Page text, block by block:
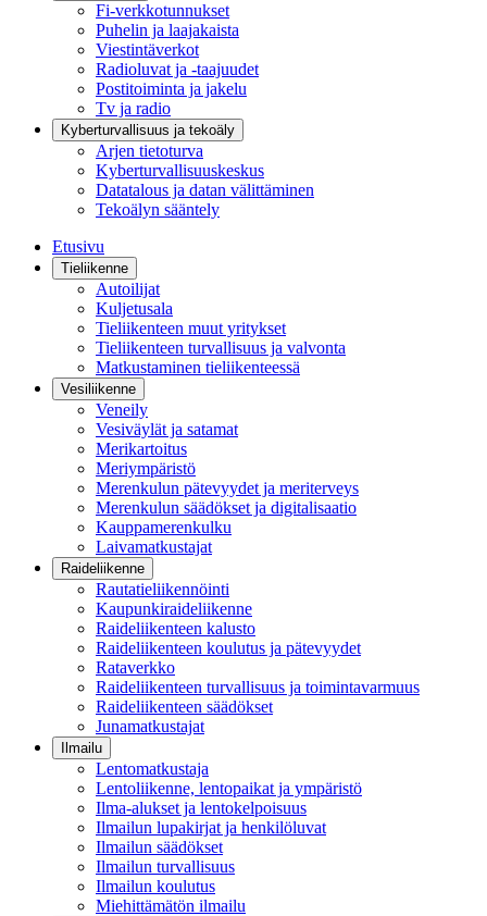
Fi-verkkotunnukset
Puhelin ja laajakaista
Viestintäverkot
Radioluvat ja -taajuudet
Postitoiminta ja jakelu
Tv ja radio
Kyberturvallisuus ja tekoäly
Arjen tietoturva
Kyberturvallisuuskeskus
Datatalous ja datan välittäminen
Tekoälyn sääntely
Etusivu
Tieliikenne
Autoilijat
Kuljetusala
Tieliikenteen muut yritykset
Tieliikenteen turvallisuus ja valvonta
Matkustaminen tieliikenteessä
Vesiliikenne
Veneily
Vesiväylät ja satamat
Merikartoitus
Meriympäristö
Merenkulun pätevyydet ja meriterveys
Merenkulun säädökset ja digitalisaatio
Kauppamerenkulku
Laivamatkustajat
Raideliikenne
Rautatieliikennöinti
Kaupunkiraideliikenne
Raideliikenteen kalusto
Raideliikenteen koulutus ja pätevyydet
Rataverkko
Raideliikenteen turvallisuus ja toimintavarmuus
Raideliikenteen säädökset
Junamatkustajat
Ilmailu
Lentomatkustaja
Lentoliikenne, lentopaikat ja ympäristö
Ilma-alukset ja lentokelpoisuus
Ilmailun lupakirjat ja henkilöluvat
Ilmailun säädökset
Ilmailun turvallisuus
Ilmailun koulutus
Miehittämätön ilmailu